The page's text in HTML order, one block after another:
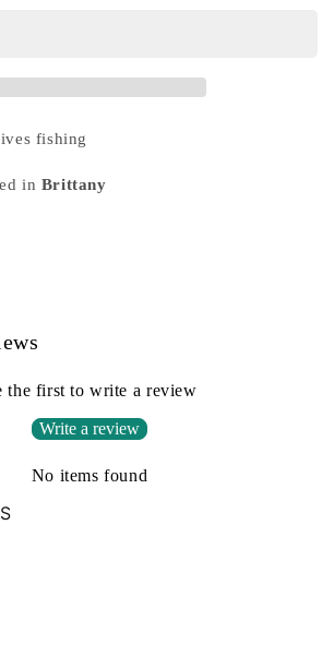
fishing
in Brittany
the first to write a review
Write a review
No items found